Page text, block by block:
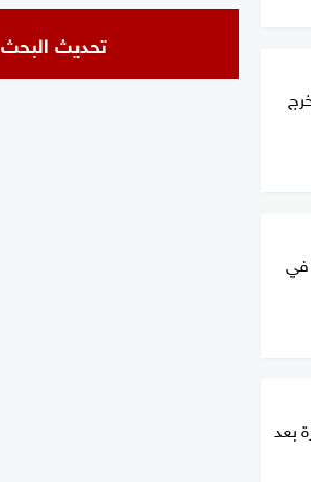
في
بعد
تحديث البحث